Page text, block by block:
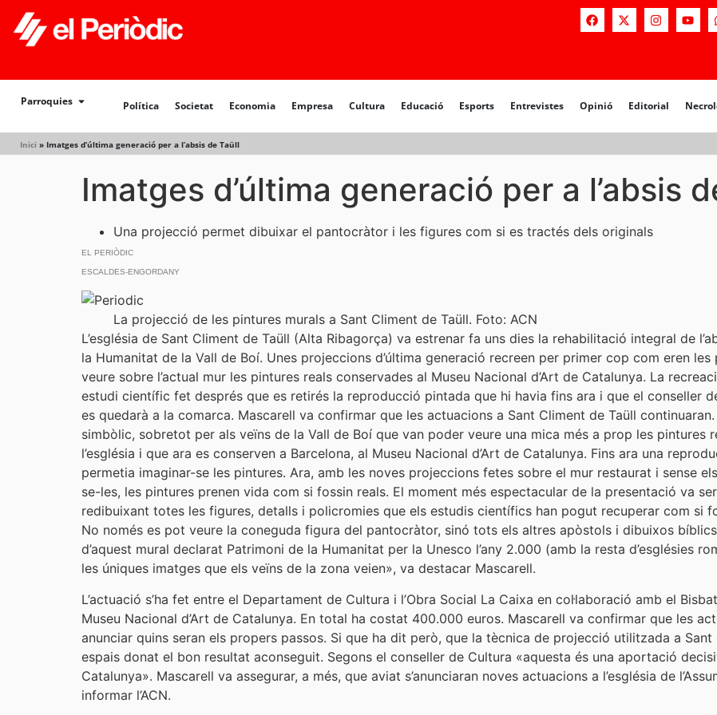
Parroquies Política Societat Economia Empresa Cultura Educació Esports Entrevistes Opinió Editorial
Inici » Imatges d’última generació per a l’absis de Taüll
Política Societat Opinió Editorial
Imatges d’última generació per a l’absis
Una projecció permet dibuixar el pantocràtor i les figures com si es tractés dels originals
EL PERIÒDIC
ESCALDES-ENGORDANY
La projecció de les pintures murals a Sant Climent de Taüll. Foto: ACN
L’església de Sant Climent de Taüll (Alta Ribagorça) va estrenar fa uns dies la rehabilitació integral de
la Humanitat de la Vall de Boí. Unes projeccions d’última generació recreen per primer cop com eren
veure sobre l’actual mur les pintures reals conservades al Museu Nacional d’Art de Catalunya. La
estudi científic fet després que es retirés la reproducció pintada que hi havia fins ara i que el conseller
es quedarà a la comarca. Mascarell va confirmar que les actuacions a Sant Climent de Taüll continuaran.
simbòlic, sobretot per als veïns de la Vall de Boí que van poder veure una mica més a prop les pintures
l’església i que ara es conserven a Barcelona, al Museu Nacional d’Art de Catalunya. Fins ara una
permetia imaginar-se les pintures. Ara, amb les noves projeccions fetes sobre el mur restaurat i sense
se-les, les pintures prenen vida com si fossin reals. El moment més espectacular de la presentació va
redibuixant totes les figures, detalls i policromies que els estudis científics han pogut recuperar com si
No només es pot veure la coneguda figura del pantocràtor, sinó tots els altres apòstols i dibuixos
d’aquest mural declarat Patrimoni de la Humanitat per la Unesco l’any 2.000 (amb la resta d’esglésies
les úniques imatges que els veïns de la zona veien», va destacar Mascarell.
L’actuació s’ha fet entre el Departament de Cultura i l’Obra Social La Caixa en col·laboració amb el
Museu Nacional d’Art de Catalunya. En total ha costat 400.000 euros. Mascarell va confirmar que les
anunciar quins seran els propers passos. Si que ha dit però, que la tècnica de projecció utilitzada a Sant
espais donat el bon resultat aconseguit. Segons el conseller de Cultura «aquesta és una aportació
Catalunya». Mascarell va assegurar, a més, que aviat s’anunciaran noves actuacions a l’església de
informar l’ACN.